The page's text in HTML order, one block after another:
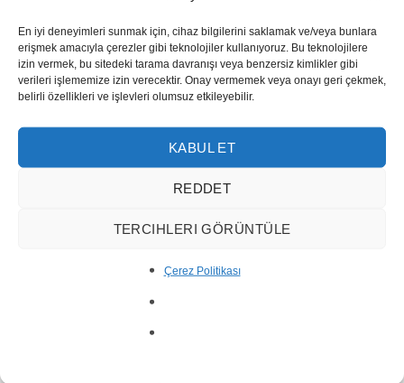
En iyi deneyimleri sunmak için, cihaz bilgilerini saklamak ve/veya bunlara
erişmek amacıyla çerezler gibi teknolojiler kullanıyoruz. Bu teknolojilere
izin vermek, bu sitedeki tarama davranışı veya benzersiz kimlikler gibi
verileri işlememize izin verecektir. Onay vermemek veya onayı geri çekmek,
belirli özellikleri ve işlevleri olumsuz etkileyebilir.
KABUL ET
REDDET
TERCIHLERI GÖRÜNTÜLE
Çerez Politikası